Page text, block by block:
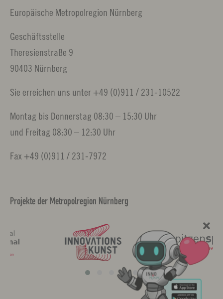
Europäische Metropolregion Nürnberg
Geschäftsstelle
Theresienstraße 9
90403 Nürnberg
Sie erreichen uns unter +49 (0)911 / 231-10522
Montag bis Donnerstag 08:30 – 15:30 Uhr
und Freitag 08:30 – 12:30 Uhr
Fax +49 (0)911 / 231-7972
Projekte der Metropolregion Nürnberg